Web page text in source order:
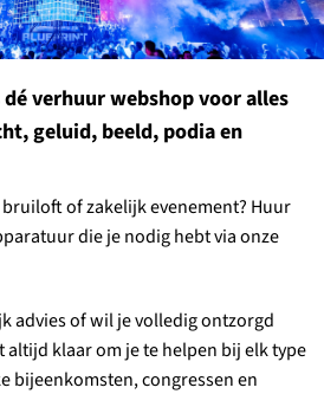
verhuur webshop voor alles
geluid, beeld, podia en
of zakelijk evenement? Huur
die je nodig hebt via onze
advies of wil je volledig ontzorgd
altijd klaar om je te helpen bij elk type
bijeenkomsten, congressen en